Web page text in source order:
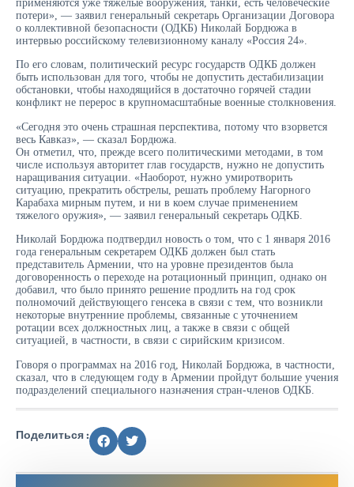
применяются уже тяжелые вооружения, танки, есть человеческие
потери», — заявил генеральный секретарь Организации Договора
о коллективной безопасности (ОДКБ) Николай Бордюжа в
интервью российскому телевизионному каналу «Россия 24».
По его словам, политический ресурс государств ОДКБ должен
быть использован для того, чтобы не допустить дестабилизации
обстановки, чтобы находящийся в достаточно горячей стадии
конфликт не перерос в крупномасштабные военные столкновения.
«Сегодня это очень страшная перспектива, потому что взорвется
весь Кавказ», — сказал Бордюжа.
Он отметил, что, прежде всего политическими методами, в том
числе используя авторитет глав государств, нужно не допустить
наращивания ситуации. «Наоборот, нужно умиротворить
ситуацию, прекратить обстрелы, решать проблему Нагорного
Карабаха мирным путем, и ни в коем случае применением
тяжелого оружия», — заявил генеральный секретарь ОДКБ.
Николай Бордюжа подтвердил новость о том, что с 1 января 2016
года генеральным секретарем ОДКБ должен был стать
представитель Армении, что на уровне президентов была
договоренность о переходе на ротационный принцип, однако он
добавил, что было принято решение продлить на год срок
полномочий действующего генсека в связи с тем, что возникли
некоторые внутренние проблемы, связанные с уточнением
ротации всех должностных лиц, а также в связи с общей
ситуацией, в частности, в связи с сирийским кризисом.
Говоря о программах на 2016 год, Николай Бордюжа, в частности,
сказал, что в следующем году в Армении пройдут большие учения
подразделений специального назначения стран-членов ОДКБ.
Поделиться :